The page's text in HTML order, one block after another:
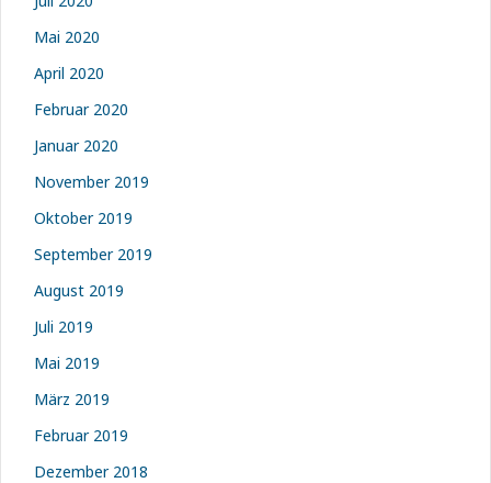
Mai 2020
April 2020
Februar 2020
Januar 2020
November 2019
Oktober 2019
September 2019
August 2019
Juli 2019
Mai 2019
März 2019
Februar 2019
Dezember 2018